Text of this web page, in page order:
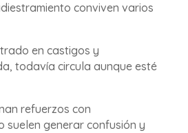
conviven varios
en castigos y
todavía circula aunque esté
refuerzos con
suelen generar confusión y